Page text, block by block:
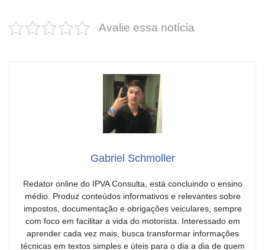
Avalie essa notícia
Gabriel Schmoller
Redator online do IPVA Consulta, está concluindo o ensino
médio. Produz conteúdos informativos e relevantes sobre
impostos, documentação e obrigações veiculares, sempre
com foco em facilitar a vida do motorista. Interessado em
aprender cada vez mais, busca transformar informações
técnicas em textos simples e úteis para o dia a dia de quem